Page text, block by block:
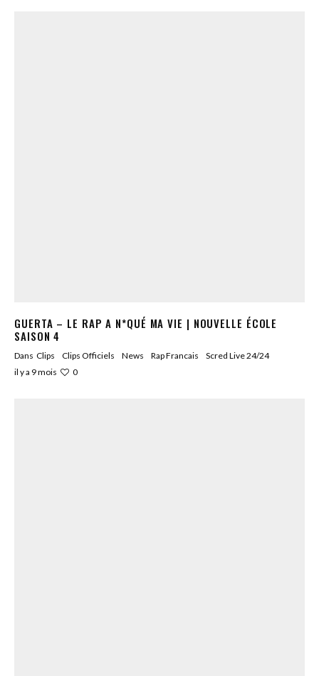
GUERTA – LE RAP A N*QUÉ MA VIE | NOUVELLE ÉCOLE
SAISON 4
Dans Clips Clips Officiels News Rap Francais
Scred Live 24/24
il y a 9 mois
0